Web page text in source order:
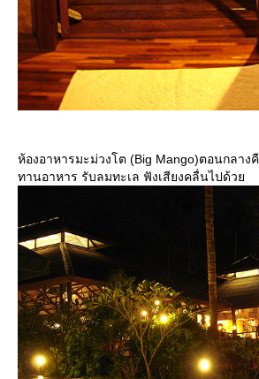
ห้องอาหารมะม่วงโต (Big Mango)ตอนกลา
ทานอาหาร รับลมทะเล ฟังเสียงคลื่นไปด้ว